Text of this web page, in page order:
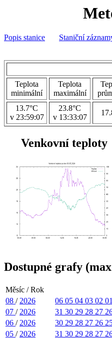
Popis stanice Staniční
Teplota
minimální
Teplota
maximální
13.7°C
v 23:59:07
23.8°C
v 13:33:07
Venkovní teploty
Dostupné grafy
Měsíc / Rok
08 / 2026 06 05 04 03 02 01
07 / 2026 31 30 29 28 27
06 / 2026 30 29 28 27 26
05 / 2026 31 30 29 28 27